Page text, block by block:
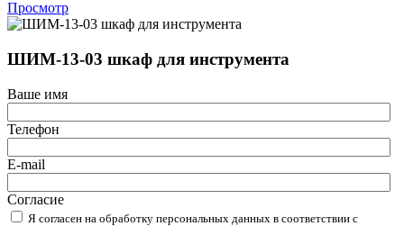
Просмотр
ШИМ-13-03 шкаф для инструмента
Ваше имя
Телефон
E-mail
Согласие
Я согласен на обработку персональных данных в соответствии с